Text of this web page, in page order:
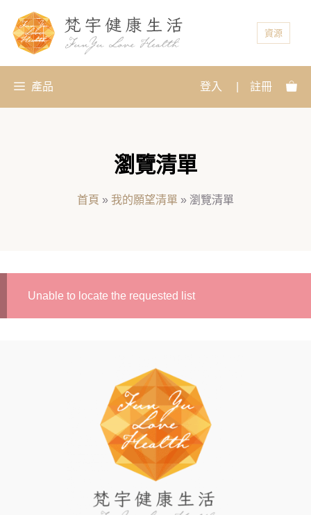
資源
產品 登入 註冊
瀏覽清單
首頁 » 我的願望清單 » 瀏覽清單
Unable to locate the requested list